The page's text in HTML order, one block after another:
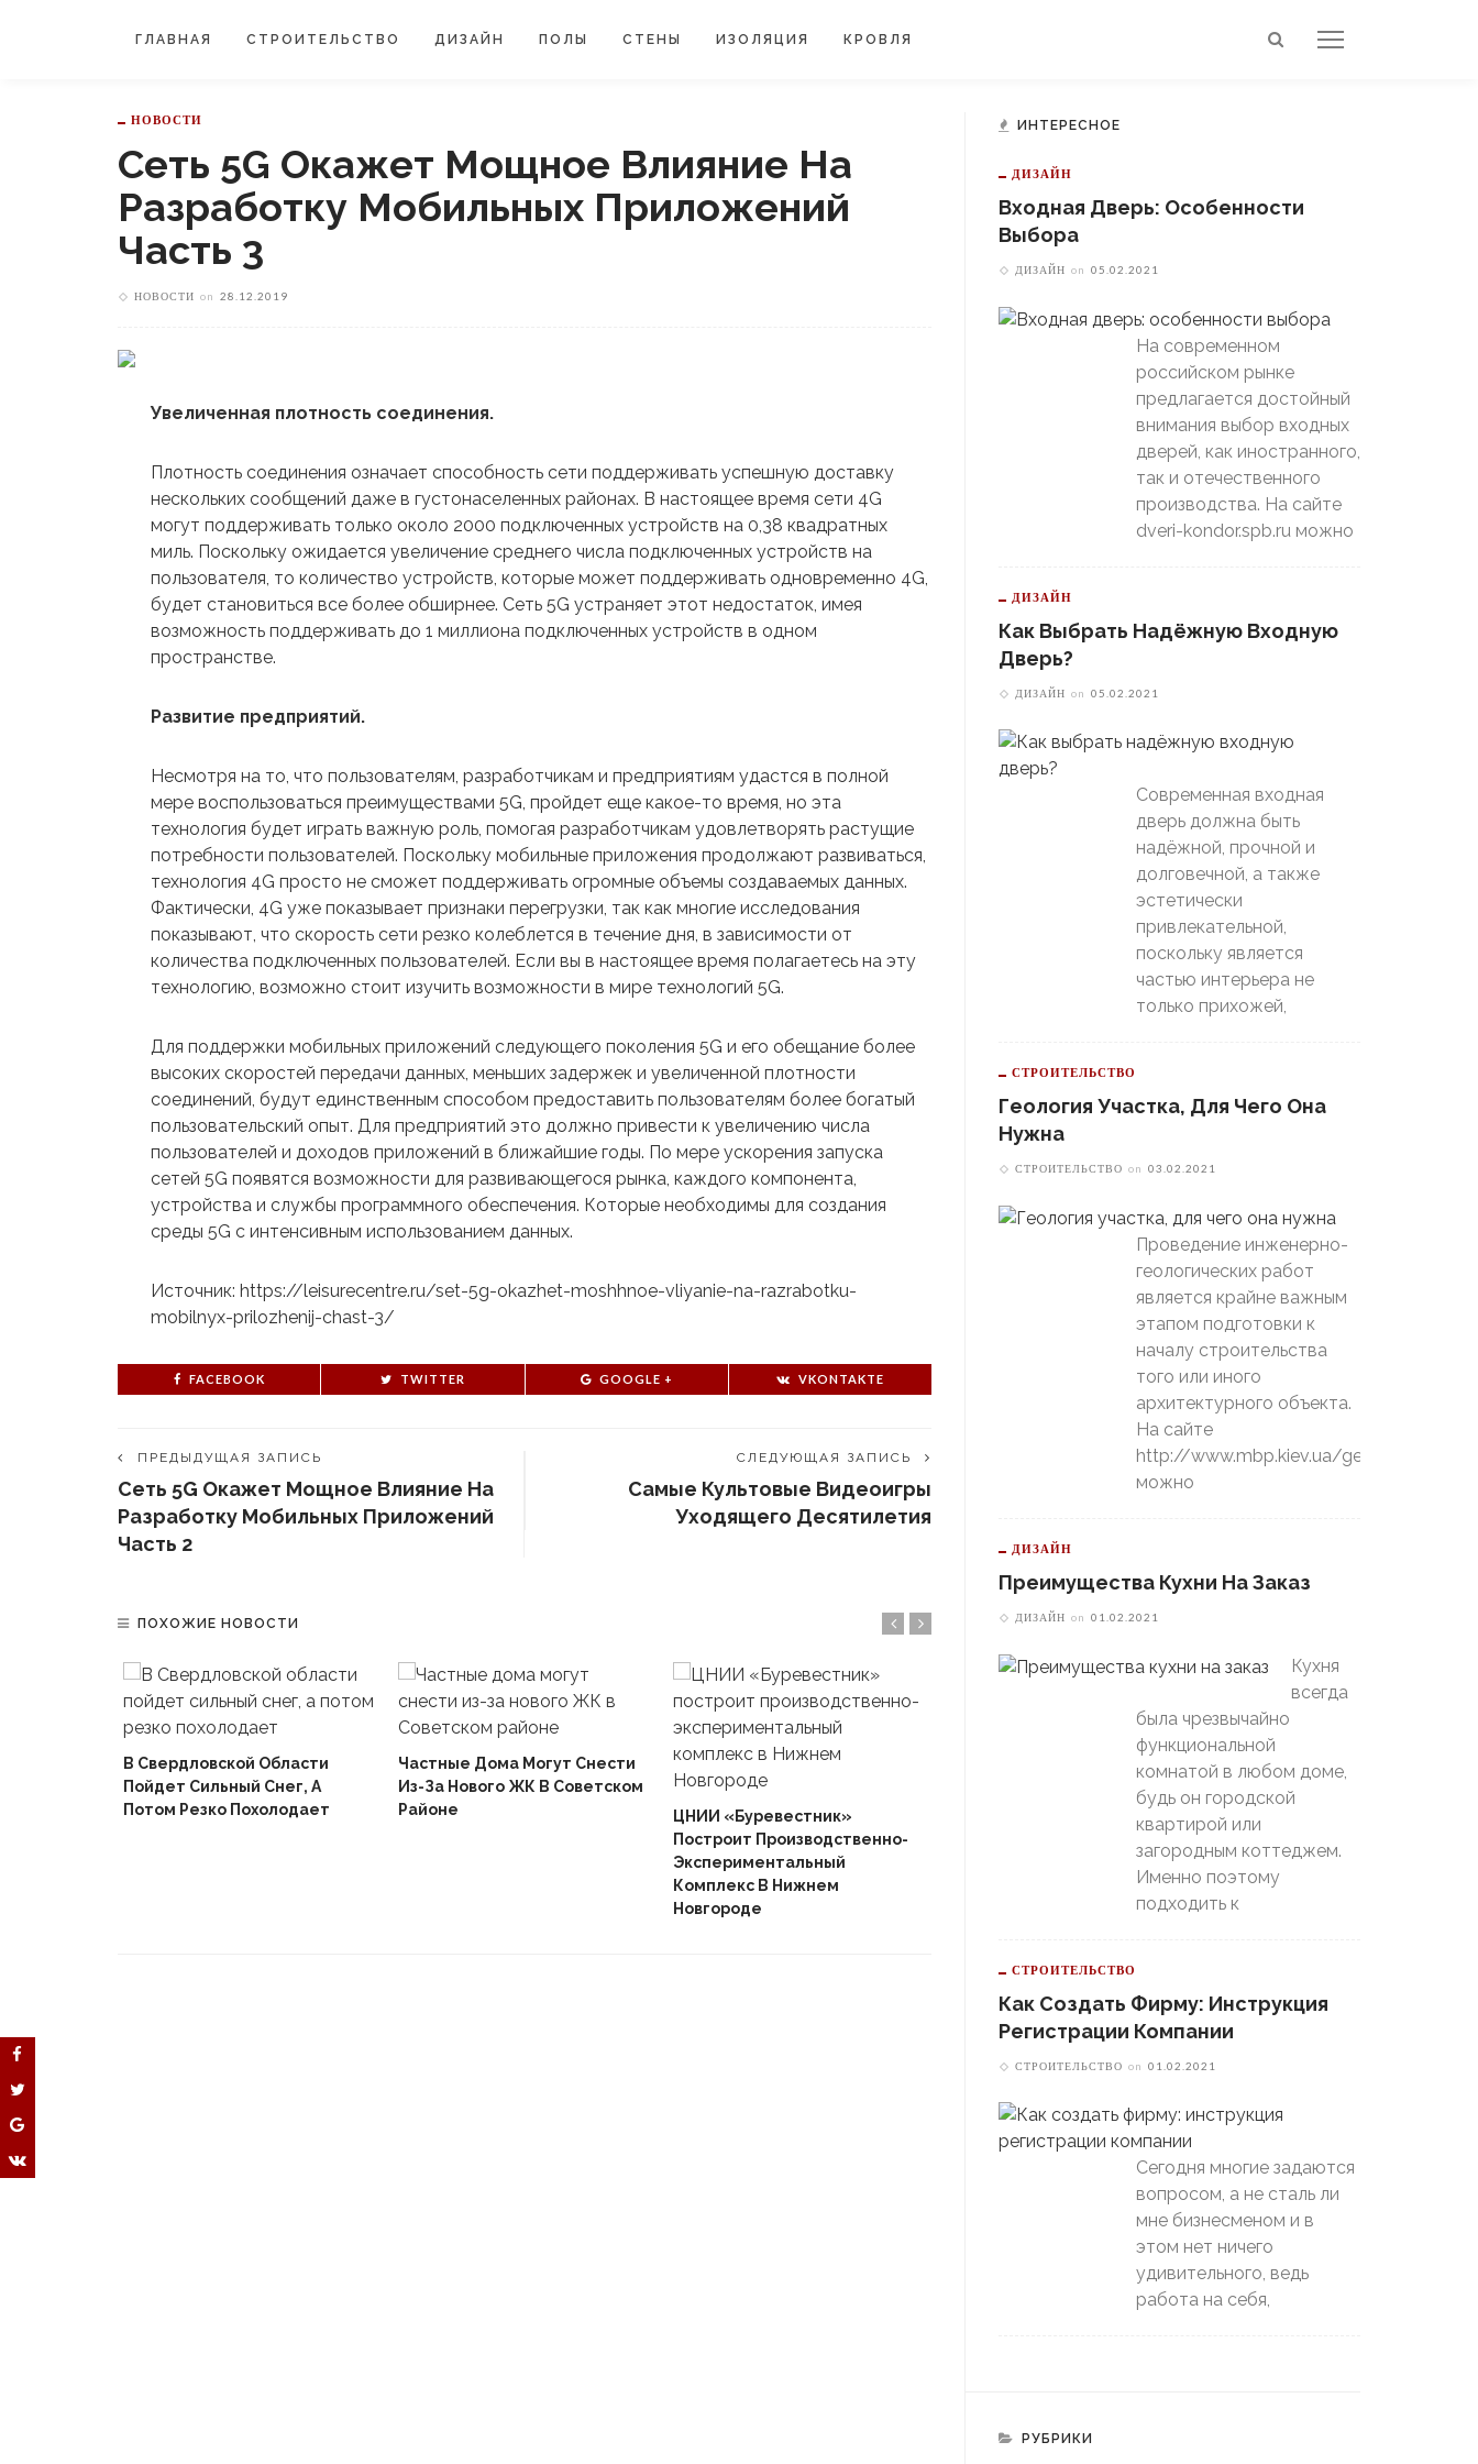
ГЛАВНАЯ СТРОИТЕЛЬСТВО ДИЗАЙН ПОЛЫ СТЕНЫ ИЗОЛЯЦИЯ КРОВЛЯ
НОВОСТИ
Сеть 5G Окажет Мощное Влияние На
Разработку Мобильных Приложений
Часть 3
НОВОСТИ on 28.12.2019
Увеличенная плотность соединения.
Плотность соединения означает способность сети поддерживать успешную доставку
нескольких сообщений даже в густонаселенных районах. В настоящее время сети 4G
могут поддерживать только около 2000 подключенных устройств на 0,38 квадратных
миль. Поскольку ожидается увеличение среднего числа подключенных устройств на
пользователя, то количество устройств, которые может поддерживать одновременно 4G,
будет становиться все более обширнее. Сеть 5G устраняет этот недостаток, имея
возможность поддерживать до 1 миллиона подключенных устройств в одном
пространстве.
Развитие предприятий.
Несмотря на то, что пользователям, разработчикам и предприятиям удастся в полной
мере воспользоваться преимуществами 5G, пройдет еще какое-то время, но эта
технология будет играть важную роль, помогая разработчикам удовлетворять растущие
потребности пользователей. Поскольку мобильные приложения продолжают развиваться,
технология 4G просто не сможет поддерживать огромные объемы создаваемых данных.
Фактически, 4G уже показывает признаки перегрузки, так как многие исследования
показывают, что скорость сети резко колеблется в течение дня, в зависимости от
количества подключенных пользователей. Если вы в настоящее время полагаетесь на эту
технологию, возможно стоит изучить возможности в мире технологий 5G.
Для поддержки мобильных приложений следующего поколения 5G и его обещание более
высоких скоростей передачи данных, меньших задержек и увеличенной плотности
соединений, будут единственным способом предоставить пользователям более богатый
пользовательский опыт. Для предприятий это должно привести к увеличению числа
пользователей и доходов приложений в ближайшие годы. По мере ускорения запуска
сетей 5G появятся возможности для развивающегося рынка, каждого компонента,
устройства и службы программного обеспечения. Которые необходимы для создания
среды 5G с интенсивным использованием данных.
Источник: https://leisurecentre.ru/set-5g-okazhet-moshhnoe-vliyanie-na-razrabotku-
mobilnyx-prilozhenij-chast-3/
FACEBOOK TWITTER GOOGLE + VKONTAKTE
ПРЕДЫДУЩАЯ ЗАПИСЬ
Сеть 5G Окажет Мощное Влияние На
Разработку Мобильных Приложений
Часть 2
СЛЕДУЮЩАЯ ЗАПИСЬ
Самые Культовые Видеоигры
Уходящего Десятилетия
ПОХОЖИЕ НОВОСТИ
В Свердловской Области
Пойдет Сильный Снег, А
Потом Резко Похолодает
Частные Дома Могут Снести
Из-За Нового ЖК В Советском
Районе
ЦНИИ «Буревестник»
Построит Производственно-
Экспериментальный
Комплекс В Нижнем
Новгороде
«Автомобилист» Вышел В
Плей-Офф, Даже Не Доиграв
В Свердловской Области
Потом Резко Похолодает
ИНТЕРЕСНОЕ
ДИЗАЙН
Входная Дверь: Особенности
Выбора
ДИЗАЙН on 05.02.2021
На современном
российском рынке
предлагается достойный
внимания выбор входных
дверей, как иностранного,
так и отечественного
производства. На сайте
dveri-kondor.spb.ru можно
ДИЗАЙН
Как Выбрать Надёжную Входную
Дверь?
ДИЗАЙН on 05.02.2021
Современная входная
дверь должна быть
надёжной, прочной и
долговечной, а также
эстетически
привлекательной,
поскольку является
частью интерьера не
только прихожей,
СТРОИТЕЛЬСТВО
Геология Участка, Для Чего Она
Нужна
СТРОИТЕЛЬСТВО on 03.02.2021
Проведение инженерно-
геологических работ
является крайне важным
этапом подготовки к
началу строительства
того или иного
архитектурного объекта.
На сайте
http://www.mbp.kiev.ua/geology
можно
ДИЗАЙН
Преимущества Кухни На Заказ
ДИЗАЙН on 01.02.2021
Кухня
всегда
была чрезвычайно
функциональной
комнатой в любом доме,
будь он городской
квартирой или
загородным коттеджем.
Именно поэтому
подходить к
СТРОИТЕЛЬСТВО
Как Создать Фирму: Инструкция
Регистрации Компании
СТРОИТЕЛЬСТВО on 01.02.2021
Сегодня многие задаются
вопросом, а не сталь ли
мне бизнесменом и в
этом нет ничего
удивительного, ведь
работа на себя,
РУБРИКИ